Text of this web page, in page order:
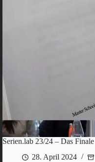
Serien.lab 23/24 – Das Finale
28. April 2024